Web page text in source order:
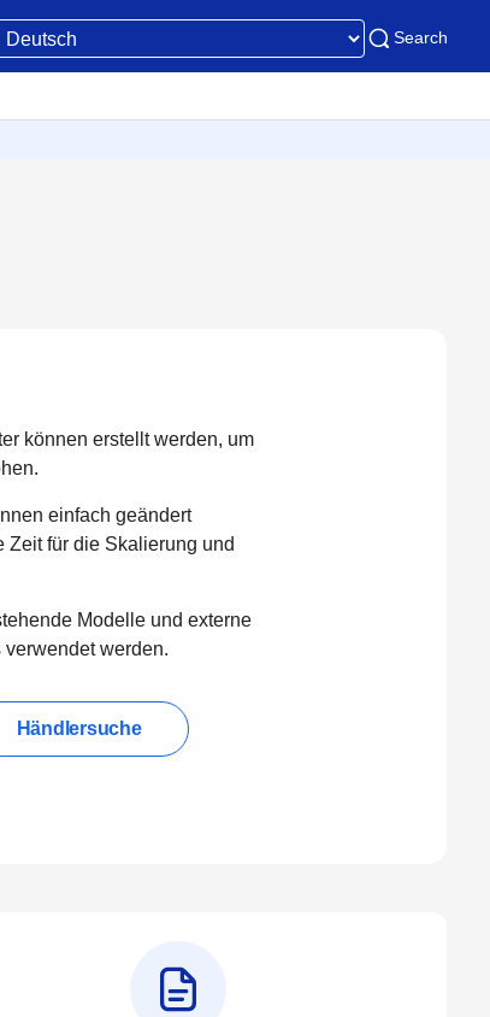
Search
können erstellt werden, um
einfach geändert
Zeit für die Skalierung und
Modelle und externe
werden.
Händlersuche